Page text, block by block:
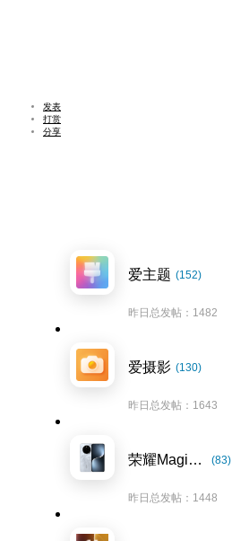
发表
打赏
分享
爱主题 (152)
昨日总发帖：1482
爱摄影 (130)
昨日总发帖：1643
荣耀Magic7系列 (83)
昨日总发帖：1448